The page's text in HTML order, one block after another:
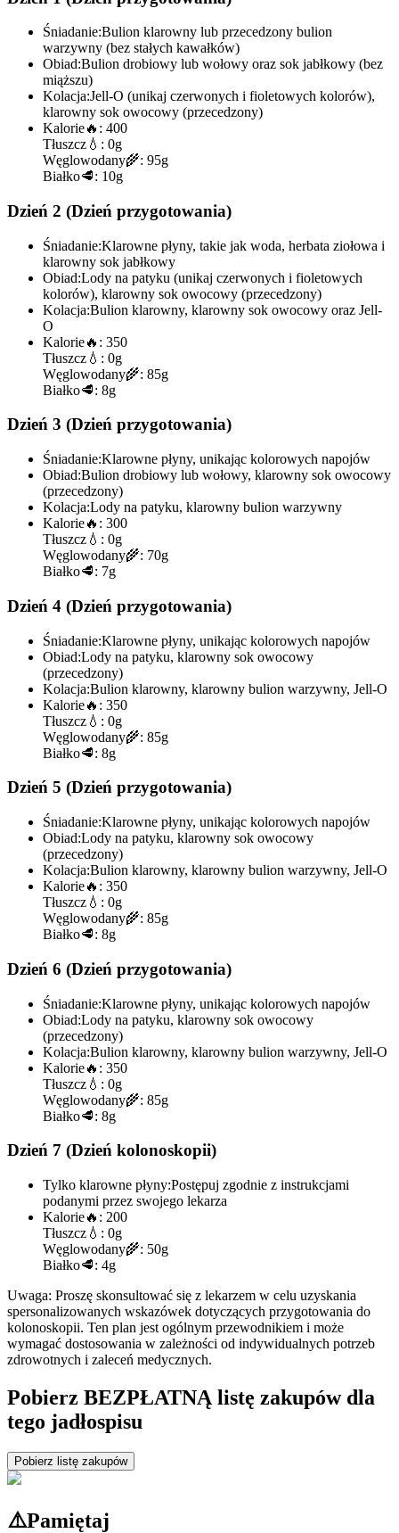
Śniadanie:Bulion klarowny lub przecedzony bulion
warzywny (bez stałych kawałków)
Obiad:Bulion drobiowy lub wołowy oraz sok jabłkowy (bez
miąższu)
Kolacja:Jell-O (unikaj czerwonych i fioletowych kolorów),
klarowny sok owocowy (przecedzony)
Kalorie🔥: 400
Tłuszcz 💧: 0g
Węglowodany🌾: 95g
Białko🥩: 10g
Dzień 2 (Dzień przygotowania)
Śniadanie:Klarowne płyny, takie jak woda, herbata ziołowa i
klarowny sok jabłkowy
Obiad:Lody na patyku (unikaj czerwonych i fioletowych
kolorów), klarowny sok owocowy (przecedzony)
Kolacja:Bulion klarowny, klarowny sok owocowy oraz Jell-
O
Kalorie🔥: 350
Tłuszcz 💧: 0g
Węglowodany🌾: 85g
Białko🥩: 8g
Dzień 3 (Dzień przygotowania)
Śniadanie:Klarowne płyny, unikając kolorowych napojów
Obiad:Bulion drobiowy lub wołowy, klarowny sok owocowy
(przecedzony)
Kolacja:Lody na patyku, klarowny bulion warzywny
Kalorie🔥: 300
Tłuszcz 💧: 0g
Węglowodany🌾: 70g
Białko🥩: 7g
Dzień 4 (Dzień przygotowania)
Śniadanie:Klarowne płyny, unikając kolorowych napojów
Obiad:Lody na patyku, klarowny sok owocowy
(przecedzony)
Kolacja:Bulion klarowny, klarowny bulion warzywny, Jell-O
Kalorie🔥: 350
Tłuszcz 💧: 0g
Węglowodany🌾: 85g
Białko🥩: 8g
Dzień 5 (Dzień przygotowania)
Śniadanie:Klarowne płyny, unikając kolorowych napojów
Obiad:Lody na patyku, klarowny sok owocowy
(przecedzony)
Kolacja:Bulion klarowny, klarowny bulion warzywny, Jell-O
Kalorie🔥: 350
Tłuszcz 💧: 0g
Węglowodany🌾: 85g
Białko🥩: 8g
Dzień 6 (Dzień przygotowania)
Śniadanie:Klarowne płyny, unikając kolorowych napojów
Obiad:Lody na patyku, klarowny sok owocowy
(przecedzony)
Kolacja:Bulion klarowny, klarowny bulion warzywny, Jell-O
Kalorie🔥: 350
Tłuszcz 💧: 0g
Węglowodany🌾: 85g
Białko🥩: 8g
Dzień 7 (Dzień kolonoskopii)
Tylko klarowne płyny:Postępuj zgodnie z instrukcjami
podanymi przez swojego lekarza
Kalorie🔥: 200
Tłuszcz 💧: 0g
Węglowodany🌾: 50g
Białko🥩: 4g
Uwaga: Proszę skonsultować się z lekarzem w celu uzyskania
spersonalizowanych wskazówek dotyczących przygotowania do
kolonoskopii. Ten plan jest ogólnym przewodnikiem i może
wymagać dostosowania w zależności od indywidualnych potrzeb
zdrowotnych i zaleceń medycznych.
Pobierz BEZPŁATNĄ listę zakupów dla
tego jadłospisu
Pobierz listę zakupów
⚠️Pamiętaj